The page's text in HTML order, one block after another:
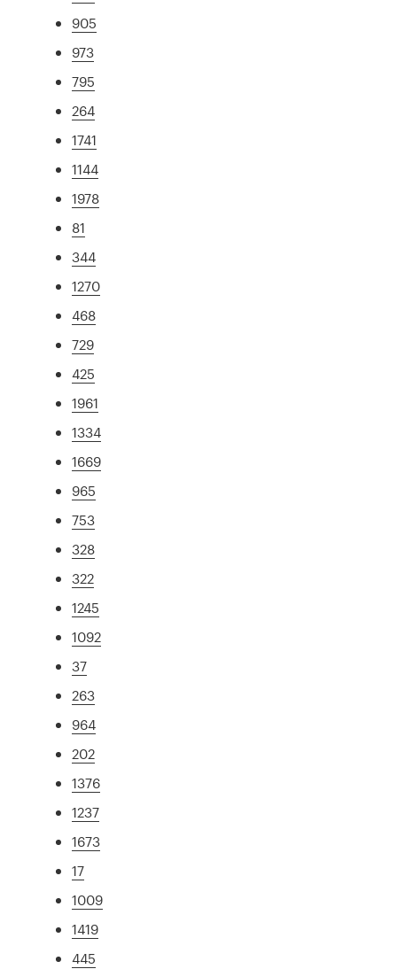
905
973
795
264
1741
1144
1978
81
344
1270
468
729
425
1961
1334
1669
965
753
328
322
1245
1092
37
263
964
202
1376
1237
1673
17
1009
1419
445